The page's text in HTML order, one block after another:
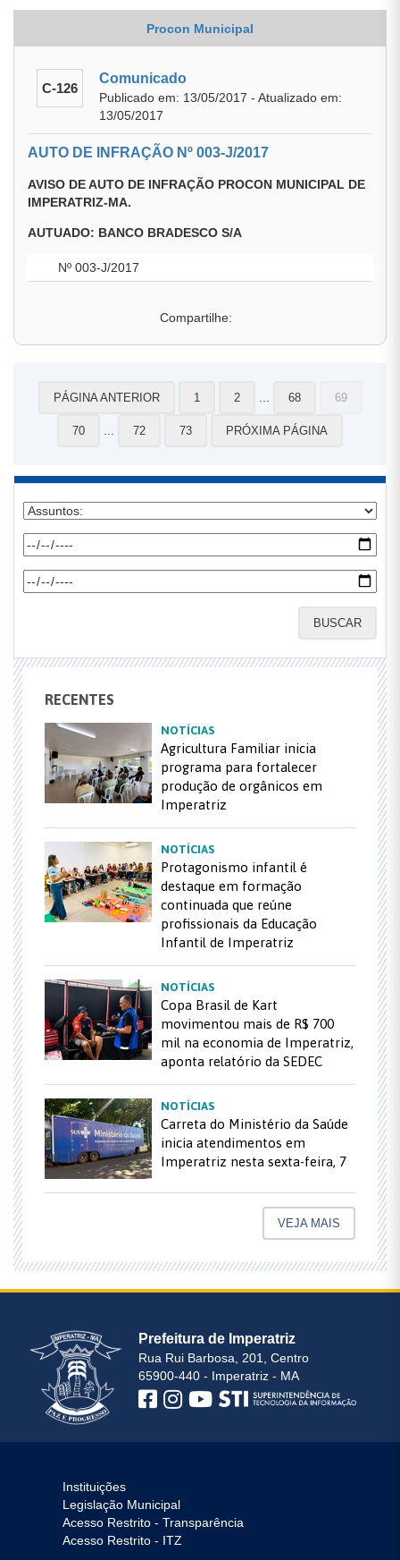
Procon Municipal
C-126
Comunicado
Publicado em: 13/05/2017 - Atualizado em:
13/05/2017
AUTO DE INFRAÇÃO Nº 003-J/2017
AVISO DE AUTO DE INFRAÇÃO PROCON MUNICIPAL DE
IMPERATRIZ-MA.
AUTUADO: BANCO BRADESCO S/A
Nº 003-J/2017
Compartilhe:
PÁGINA ANTERIOR 1 2 68 69
70 72 73 PRÓXIMA PÁGINA
BUSCAR
RECENTES
NOTÍCIAS
Agricultura Familiar inicia
programa para fortalecer
produção de orgânicos em
Imperatriz
NOTÍCIAS
Protagonismo infantil é
destaque em formação
continuada que reúne
profissionais da Educação
Infantil de Imperatriz
NOTÍCIAS
Copa Brasil de Kart
movimentou mais de R$ 700
mil na economia de Imperatriz,
aponta relatório da SEDEC
NOTÍCIAS
Carreta do Ministério da Saúde
inicia atendimentos em
Imperatriz nesta sexta-feira, 7
VEJA MAIS
Prefeitura de Imperatriz
Rua Rui Barbosa, 201, Centro
65900-440 - Imperatriz - MA
Instituições
Legislação Municipal
Acesso Restrito - Transparência
Acesso Restrito - ITZ